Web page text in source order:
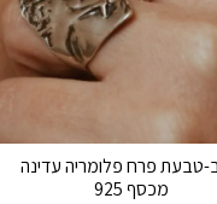
טבעת פרח פלומריה עדינה
מכסף 925